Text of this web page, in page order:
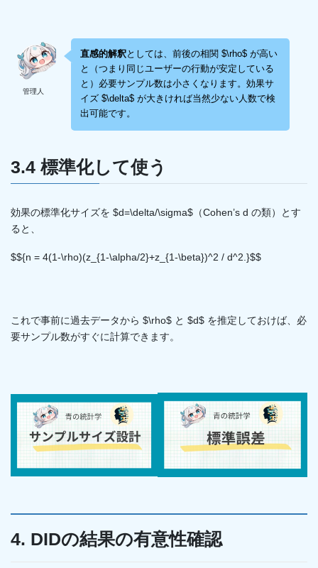
管理人
直感的解釈としては、前後の相関 $\rho$ が高い
と（つまり同じユーザーの行動が安定している
と）必要サンプル数は小さくなります。効果サ
イズ $\delta$ が大きければ当然少ない人数で検
出可能です。
3.4 標準化して使う
効果の標準化サイズを $d=\delta/\sigma$（Cohen’s d の類）とす
ると、
$${n = 4(1-\rho)(z_{1-\alpha/2}+z_{1-\beta})^2 / d^2.}$$
これで事前に過去データから $\rho$ と $d$ を推定しておけば、必
要サンプル数がすぐに計算できます。
4. DIDの結果の有意性確認